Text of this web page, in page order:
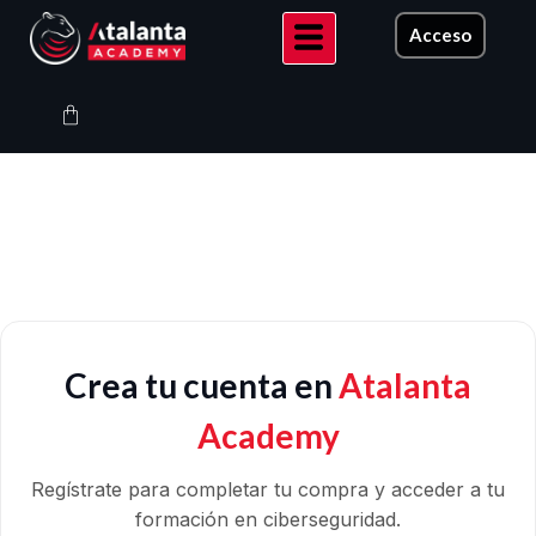
contenido
Acceso
Carrito
Crea tu cuenta enAtalanta
Academy
Regístrate para completar tu compra y acceder a tu
formación en ciberseguridad.